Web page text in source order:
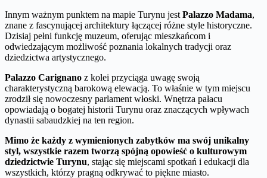
Innym ważnym punktem na mapie Turynu jest Palazzo Madama,
znane z fascynującej architektury łączącej różne style historyczne.
Dzisiaj pełni funkcję muzeum, oferując mieszkańcom i
odwiedzającym możliwość poznania lokalnych tradycji oraz
dziedzictwa artystycznego.
Palazzo Carignano z kolei przyciąga uwagę swoją
charakterystyczną barokową elewacją. To właśnie w tym miejscu
zrodził się nowoczesny parlament włoski. Wnętrza pałacu
opowiadają o bogatej historii Turynu oraz znaczących wpływach
dynastii sabaudzkiej na ten region.
Mimo że każdy z wymienionych zabytków ma swój unikalny
styl, wszystkie razem tworzą spójną opowieść o kulturowym
dziedzictwie Turynu, stając się miejscami spotkań i edukacji dla
wszystkich, którzy pragną odkrywać to piękne miasto.